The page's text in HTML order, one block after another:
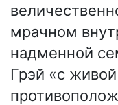
мрачном
надменной
Грэй «с